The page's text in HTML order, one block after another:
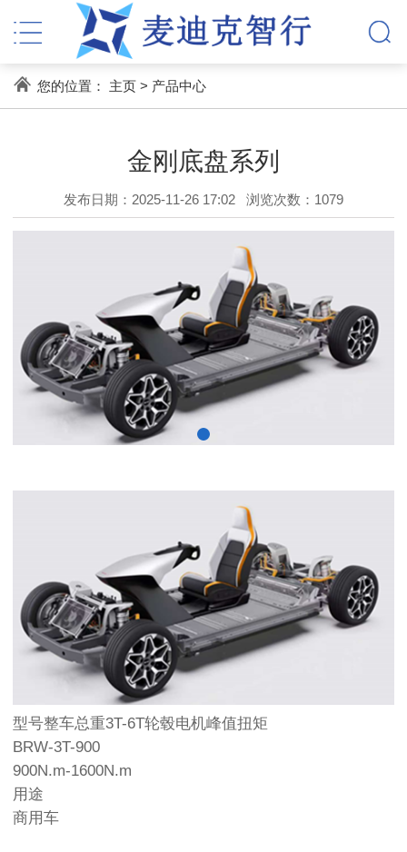
您的位置： 主页> 产品中心
金刚底盘系列
发布日期：2025-11-26 17:02 浏览次数： 1079
型号整车总重3T-6T轮毂电机峰值扭矩
BRW-3T-900
900N.m-1600N.m
用途
商用车